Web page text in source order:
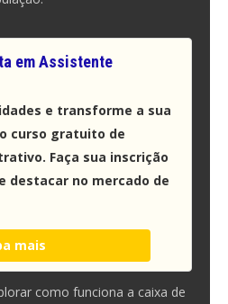
em Assistente
e transforme a sua
curso gratuito de
Faça sua inscrição
destacar no mercado de
mais
como funciona a caixa de